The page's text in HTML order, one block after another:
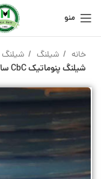
منو
خانه شیلنگ شیلنگ
شیلنگ پنوماتیک CbC سایز 16 (آبی و قرمز)